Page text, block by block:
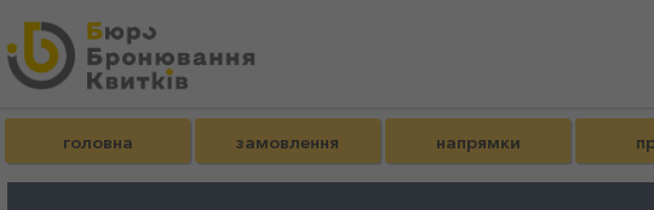
головна замовлення напрямки